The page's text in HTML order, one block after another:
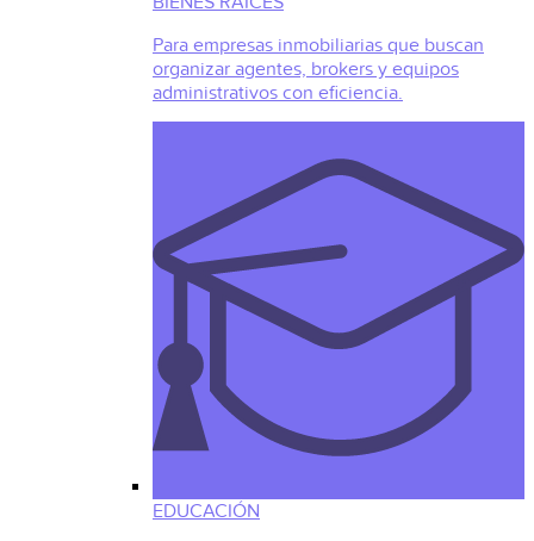
Para empresas inmobiliarias que buscan
organizar agentes, brokers y equipos
administrativos con eficiencia.
EDUCACIÓN